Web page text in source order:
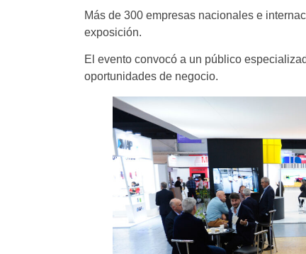
Más de 300 empresas nacionales e
exposición.
El evento convocó a un público
oportunidades de negocio.